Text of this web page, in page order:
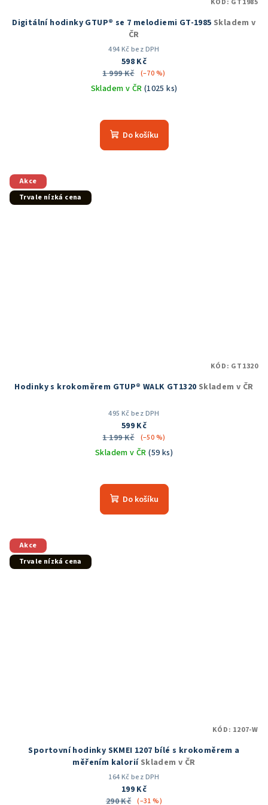
Digitální hodinky GTUP® se 7 melodiemi GT-1985 Skladem v
ČR
494 Kč bez DPH
598 Kč
1 999 Kč
(–70 %)
Skladem v ČR (1025 ks)
hodnocení
produktu
Do košíku
Akce
Trvale nízká cena
Hodinky s krokoměrem GTUP® WALK GT1320 Skladem v ČR
495 Kč bez DPH
599 Kč
1 199 Kč
(–50 %)
Skladem v ČR(59 ks)
hodnocení
produktu
Do košíku
KÓD: GT1320
Akce
Trvale nízká cena
Sportovní hodinky SKMEI 1207 bílé s krokoměrem a
měřením kalorií Skladem v ČR
164 Kč bez DPH
199 Kč
290 Kč (–31 %)
KÓD: 1207-W